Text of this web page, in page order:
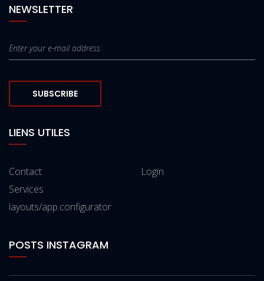
NEWSLETTER
SUBSCRIBE
LIENS UTILES
Contact
Services
layouts/app.configurator
Login
POSTS INSTAGRAM